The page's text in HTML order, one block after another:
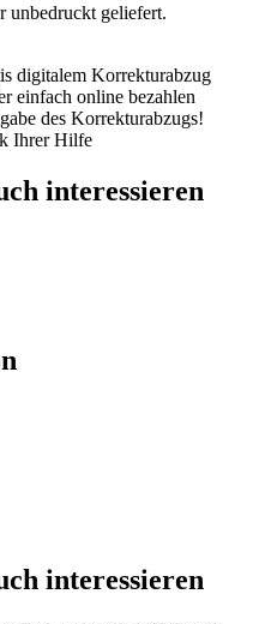
unbedruckt geliefert.
digitalem Korrekturabzug
einfach online bezahlen
des Korrekturabzugs!
Ihrer Hilfe
interessieren
interessieren